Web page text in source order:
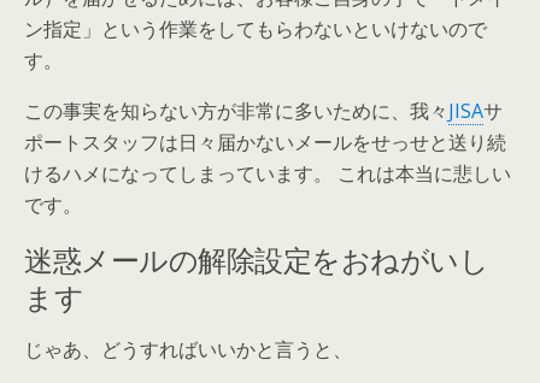
ン指定」という作業をしてもらわないといけないので
す。
この事実を知らない方が非常に多いために、我々JISAサ
ポートスタッフは日々届かないメールをせっせと送り続
けるハメになってしまっています。 これは本当に悲しい
です。
迷惑メールの解除設定をおねがいし
ます
じゃあ、どうすればいいかと言うと、